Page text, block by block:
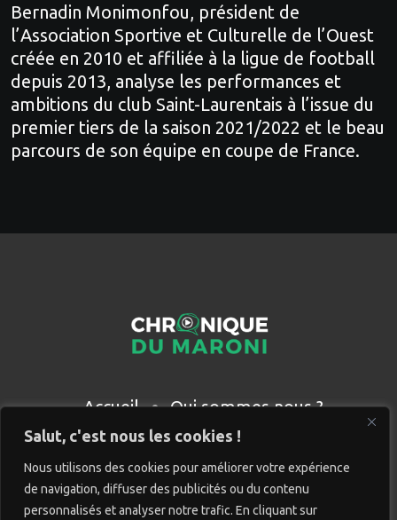
Salut, c'est nous les cookies !
Nous utilisons des cookies pour améliorer votre expérience
de navigation, diffuser des publicités ou du contenu
personnalisés et analyser notre trafic. En cliquant sur
Bernadin Monimonfou, président de
l’Association Sportive et Culturelle de l’Ouest
créée en 2010 et affiliée à la ligue de football
depuis 2013, analyse les performances et
ambitions du club Saint-Laurentais à l’issue du
premier tiers de la saison 2021/2022 et le beau
parcours de son équipe en coupe de France.
Accueil
Qui sommes nous ?
Partenaires
Contact